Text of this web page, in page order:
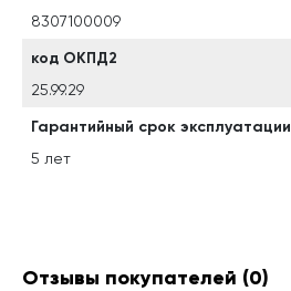
8307100009
код ОКПД2
25.99.29
Гарантийный срок эксплуатации
5 лет
Отзывы покупателей (0)